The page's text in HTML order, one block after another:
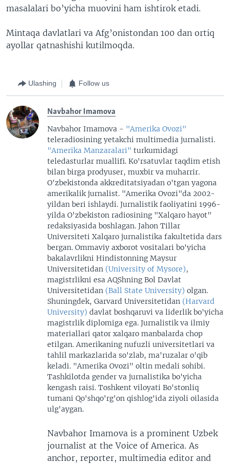
masalalari bo’yicha muovini ham ishtirok etadi.
Mintaqa davlatlari va Afg’onistondan 100 dan ortiq
ayollar qatnashishi kutilmoqda.
Ulashing Follow us
Navbahor Imamova
Navbahor Imamova - "Amerika Ovozi"
teleradiosining yetakchi multimedia jurnalisti.
"Amerika Manzaralari" turkumidagi
teledasturlar muallifi. Ko'rsatuvlar taqdim etish
bilan birga prodyuser, muxbir va muharrir.
O'zbekistonda akkreditatsiyadan o'tgan yagona
amerikalik jurnalist. "Amerika Ovozi"da 2002-
yildan beri ishlaydi. Jurnalistik faoliyatini 1996-
yilda O'zbekiston radiosining "Xalqaro hayot"
redaksiyasida boshlagan. Jahon Tillar
Universiteti Xalqaro jurnalistika fakultetida dars
bergan. Ommaviy axborot vositalari bo'yicha
bakalavrlikni Hindistonning Maysur
Universitetidan (University of Mysore),
magistrlikni esa AQShning Bol Davlat
Universitetidan (Ball State University) olgan.
Shuningdek, Garvard Universitetidan (Harvard
University) davlat boshqaruvi va liderlik bo'yicha
magistrlik diplomiga ega. Jurnalistik va ilmiy
materiallari qator xalqaro manbalarda chop
etilgan. Amerikaning nufuzli universitetlari va
tahlil markazlarida so'zlab, ma'ruzalar o'qib
keladi. "Amerika Ovozi" oltin medali sohibi.
Tashkilotda gender va jurnalistika bo'yicha
kengash raisi. Toshkent viloyati Bo'stonliq
tumani Qo'shqo'rg'on qishlog'ida ziyoli oilasida
ulg'aygan.
Navbahor Imamova is a prominent Uzbek
journalist at the Voice of America. As
anchor, reporter, multimedia editor and